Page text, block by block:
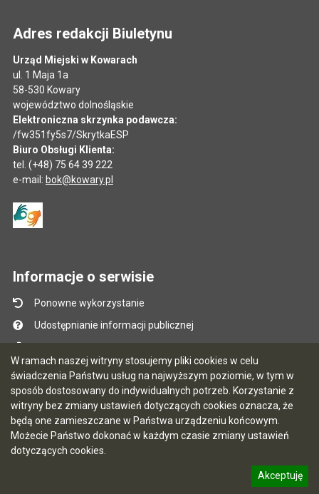
W ramach naszej witryny stosujemy pliki cookies w celu
świadczenia Państwu usług na najwyższym poziomie, w tym w
sposób dostosowany do indywidualnych potrzeb. Korzystanie z
witryny bez zmiany ustawień dotyczących cookies oznacza, że
będą one zamieszczane w Państwa urządzeniu końcowym.
Możecie Państwo dokonać w każdym czasie zmiany ustawień
dotyczących cookies.
Akceptuję
Adres redakcji Biuletynu
Urząd Miejski w Kowarach
ul. 1 Maja 1a
58-530 Kowary
województwo dolnośląskie
Elektroniczna skrzynka podawcza:
/fw351fy5s7/SkrytkaESP
Biuro Obsługi Klienta:
tel. (+48) 75 64 39 222
e-mail: bok@kowary.pl
Informacje o serwisie
Ponowne wykorzystanie
Udostępnianie informacji publicznej
Instrukcja obsługi
Statystyki oglądalności
Ostatnio dodane
Ostatnia aktualizacja BIP: 06.08.2026 13:40
CMS i hosting: Logonet Sp. z o.o. w Bydgoszczy